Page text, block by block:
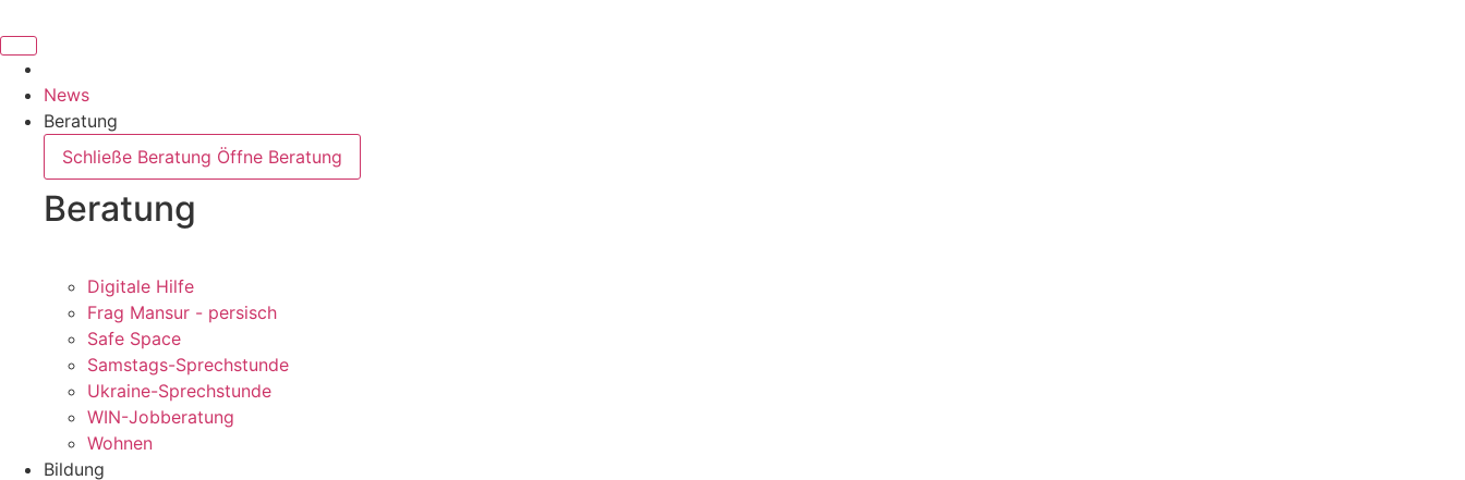
News
Beratung
Schließe Beratung Öffne Beratung
Beratung
Digitale Hilfe
Frag Mansur - persisch
Safe Space
Samstags-Sprechstunde
Ukraine-Sprechstunde
WIN-Jobberatung
Wohnen
Bildung